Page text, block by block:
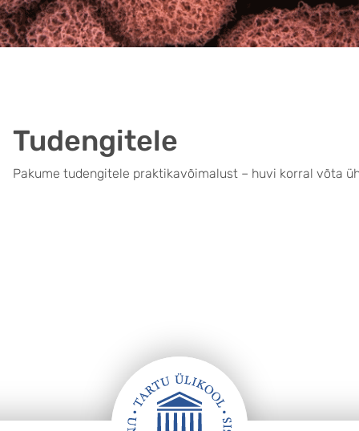
Tudengitele
Pakume tudengitele praktikavõimalust – huvi korral võta